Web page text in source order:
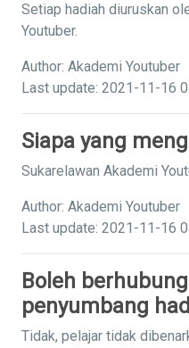
Setiap hadiah diuruskan
Youtuber.
Author: Akademi Youtuber
Last update: 2021-11-16
Siapa yang
Sukarelawan Akademi
Author: Akademi Youtuber
Last update: 2021-11-16
Boleh
penyumbang
Tidak, pelajar tidak